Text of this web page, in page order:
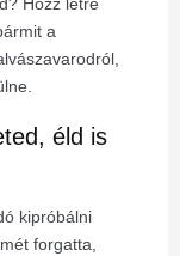
a
éld is
kipróbálni
forgatta,